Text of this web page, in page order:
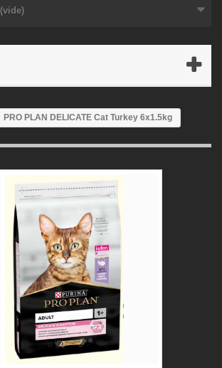
(vide)
PRO PLAN DELICATE Cat Turkey 6x1.5kg